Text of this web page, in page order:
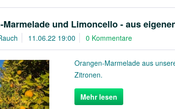
Marmelade und Limoncello - aus
11.06.22 19:00 0 Kommentare
Orangen-Marmelade aus
Zitronen.
Mehr lesen